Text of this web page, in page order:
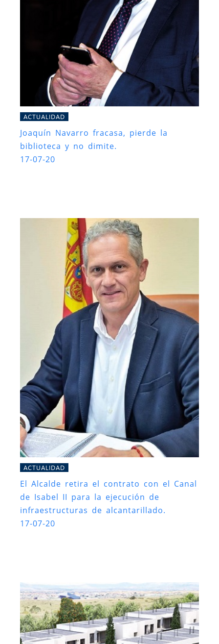
ACTUALIDAD
Joaquín Navarro fracasa, pierde la
biblioteca y no dimite.
17-07-20
ACTUALIDAD
El Alcalde retira el contrato con el Canal
de Isabel II para la ejecución de
infraestructuras de alcantarillado.
17-07-20